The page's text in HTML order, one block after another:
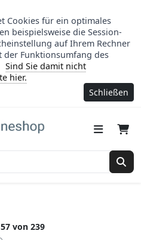
Cookies für ein optimales
beispielsweise die Session-
auf Ihrem Rechner
der Funktionsumfang des
Sind Sie damit nicht
hier.
Schließen
von 239